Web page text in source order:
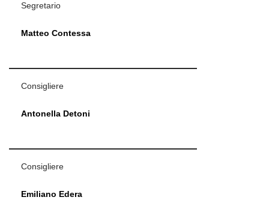
Segretario
Matteo Contessa
Consigliere
Antonella Detoni
Consigliere
Emiliano Edera